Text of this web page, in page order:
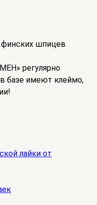
шпицев
регулярно
в базе имеют клеймо,
лайки от